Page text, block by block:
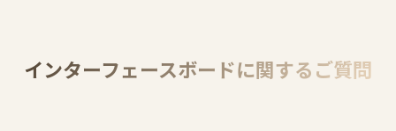
インターフェースボードに関するご質問